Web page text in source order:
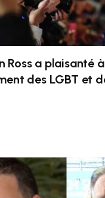
Ross a plaisanté
des LGBT et